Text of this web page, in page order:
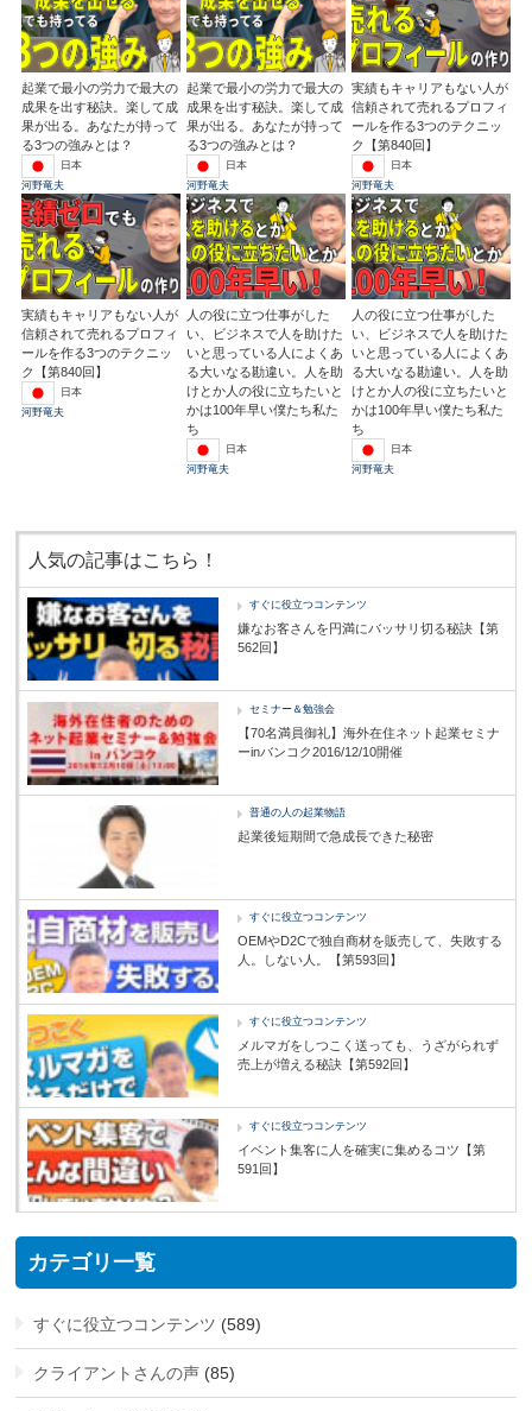
起業で最小の労力で最大の
成果を出す秘訣。楽して成
果が出る。あなたが持って
る3つの強みとは？
日本
河野竜夫
起業で最小の労力で最大の
成果を出す秘訣。楽して成
果が出る。あなたが持って
る3つの強みとは？
日本
河野竜夫
実績もキャリアもない人が
信頼されて売れるプロフィ
ールを作る3つのテクニッ
ク【第840回】
日本
河野竜夫
実績もキャリアもない人が
信頼されて売れるプロフィ
ールを作る3つのテクニッ
ク【第840回】
日本
河野竜夫
人の役に立つ仕事がした
い、ビジネスで人を助けた
いと思っている人によくあ
る大いなる勘違い。人を助
けとか人の役に立ちたいと
かは100年早い僕たち私た
ち
日本
河野竜夫
人の役に立つ仕事がした
い、ビジネスで人を助けた
いと思っている人によくあ
る大いなる勘違い。人を助
けとか人の役に立ちたいと
かは100年早い僕たち私た
ち
日本
河野竜夫
人気の記事はこちら！
すぐに役立つコンテンツ
嫌なお客さんを円満にバッサリ切る秘訣【第
562回】
セミナー＆勉強会
【70名満員御礼】海外在住ネット起業セミナ
ーinバンコク2016/12/10開催
普通の人の起業物語
起業後短期間で急成長できた秘密
すぐに役立つコンテンツ
OEMやD2Cで独自商材を販売して、失敗する
人。しない人。【第593回】
すぐに役立つコンテンツ
メルマガをしつこく送っても、うざがられず
売上が増える秘訣【第592回】
すぐに役立つコンテンツ
イベント集客に人を確実に集めるコツ【第
591回】
カテゴリ一覧
すぐに役立つコンテンツ (589)
クライアントさんの声 (85)